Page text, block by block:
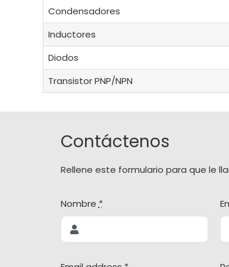
Condensadores
Inductores
Diodos
Transistor PNP/NPN
Contáctenos
Rellene este formulario para que le
Nombre *